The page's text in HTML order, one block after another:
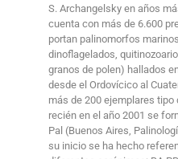
S. Archangelsky en años
cuenta con más de 6.600
portan palinomorfos
dinoflagelados,
granos de polen) hallados
desde el Ordovícico al
más de 200 ejemplares
recién en el año 2001 se
Pal (Buenos Aires,
su inicio se ha hecho